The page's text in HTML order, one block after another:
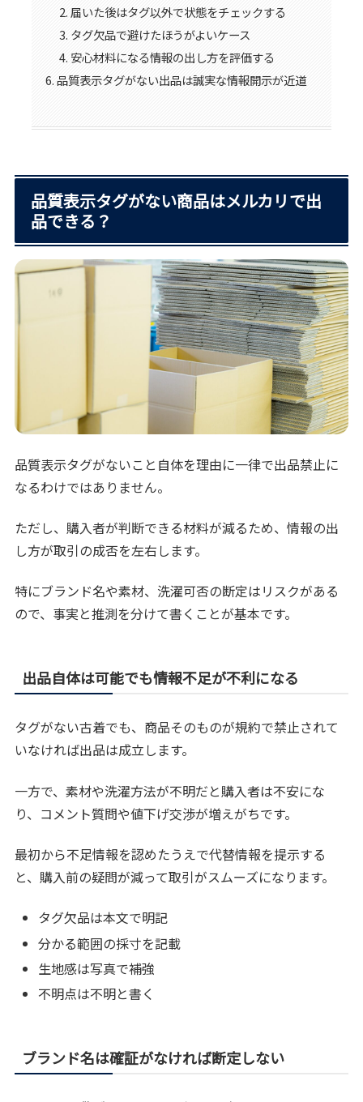
届いた後はタグ以外で状態をチェックする
タグ欠品で避けたほうがよいケース
安心材料になる情報の出し方を評価する
品質表示タグがない出品は誠実な情報開示が近道
品質表示タグがない商品はメルカリで出
品できる？
品質表示タグがないこと自体を理由に一律で出品禁止に
なるわけではありません。
ただし、購入者が判断できる材料が減るため、情報の出
し方が取引の成否を左右します。
特にブランド名や素材、洗濯可否の断定はリスクがある
ので、事実と推測を分けて書くことが基本です。
出品自体は可能でも情報不足が不利になる
タグがない古着でも、商品そのものが規約で禁止されて
いなければ出品は成立します。
一方で、素材や洗濯方法が不明だと購入者は不安にな
り、コメント質問や値下げ交渉が増えがちです。
最初から不足情報を認めたうえで代替情報を提示する
と、購入前の疑問が減って取引がスムーズになります。
タグ欠品は本文で明記
分かる範囲の採寸を記載
生地感は写真で補強
不明点は不明と書く
ブランド名は確証がなければ断定しない